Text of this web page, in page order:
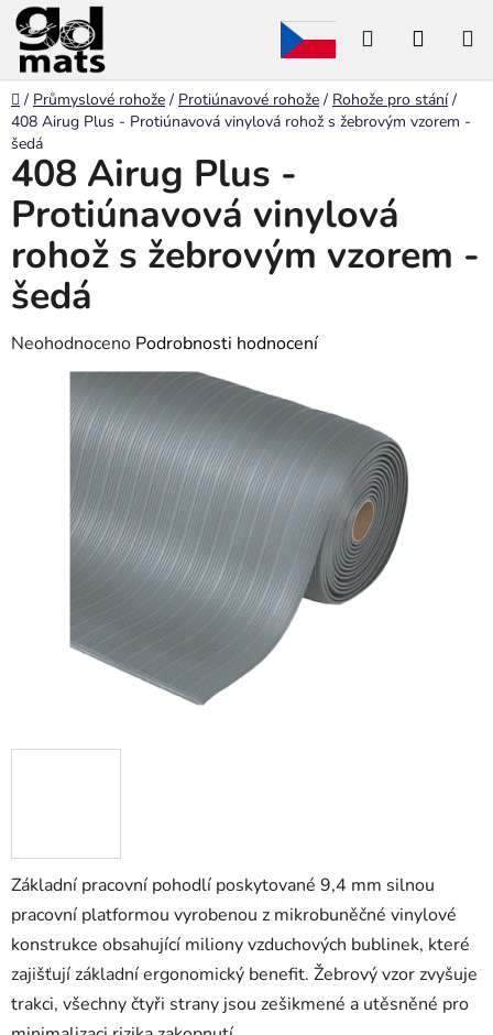
Přejít
na
obsah
Hledat
Domů
/ Průmyslové rohože / Protiúnavové rohože / Rohože pro stání /
408 Airug Plus - Protiúnavová vinylová rohož s žebrovým vzorem -
šedá
Základní pracovní pohodlí poskytované 9,4 mm silnou
pracovní platformou vyrobenou z mikrobuněčné vinylové
konstrukce obsahující miliony vzduchových bublinek, které
zajišťují základní ergonomický benefit. Žebrový vzor zvyšuje
trakci, všechny čtyři strany jsou zešikmené a utěsněné pro
408 Airug Plus -
Protiúnavová vinylová
rohož s žebrovým vzorem -
šedá
Průměrné
hodnocení
produktu
hvězdiček.
Neohodnoceno Podrobnosti hodnocení